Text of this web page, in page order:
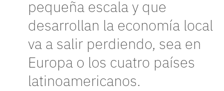
pequeña escala y que
desarrollan la economía local
va a salir perdiendo, sea en
Europa o los cuatro países
latinoamericanos.